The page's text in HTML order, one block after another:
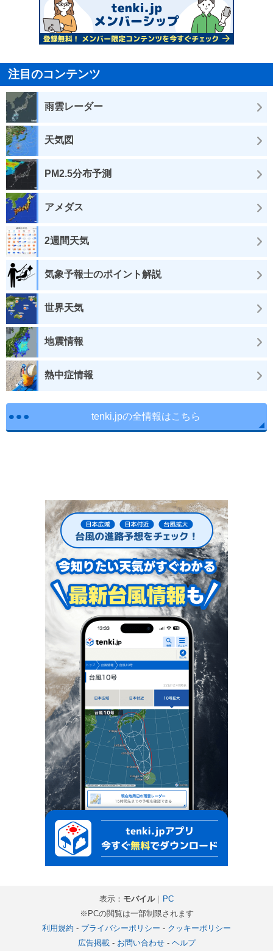
注目のコンテンツ
雨雲レーダー
天気図
PM2.5分布予測
アメダス
2週間天気
気象予報士のポイント解説
世界天気
地震情報
熱中症情報
tenki.jpの全情報はこちら
表示： モバイル｜ PC
※PCの閲覧は一部制限されます
利用規約 - プライバシーポリシー - クッキーポリシー
広告掲載- お問い合わせ- ヘルプ